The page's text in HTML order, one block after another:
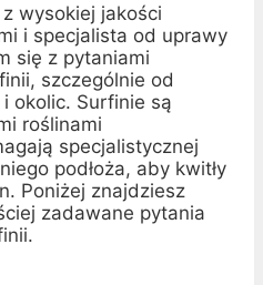
wysokiej jakości
i specjalista od uprawy
się z pytaniami
szczególnie od
okolic. Surfinie są
roślinami
specjalistycznej
podłoża, aby kwitły
Poniżej znajdziesz
zadawane pytania